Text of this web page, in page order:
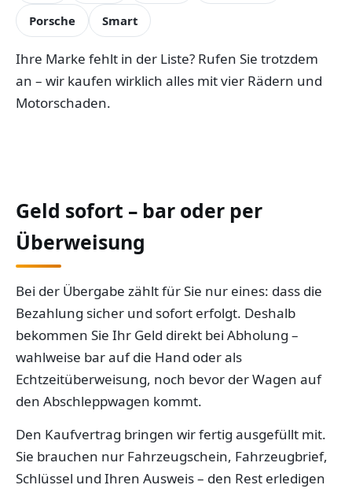
Porsche Smart
Ihre Marke fehlt in der Liste? Rufen Sie trotzdem
an – wir kaufen wirklich alles mit vier Rädern und
Motorschaden.
Geld sofort – bar oder per
Überweisung
Bei der Übergabe zählt für Sie nur eines: dass die
Bezahlung sicher und sofort erfolgt. Deshalb
bekommen Sie Ihr Geld direkt bei Abholung –
wahlweise bar auf die Hand oder als
Echtzeitüberweisung, noch bevor der Wagen auf
den Abschleppwagen kommt.
Den Kaufvertrag bringen wir fertig ausgefüllt mit.
Sie brauchen nur Fahrzeugschein, Fahrzeugbrief,
Schlüssel und Ihren Ausweis – den Rest erledigen